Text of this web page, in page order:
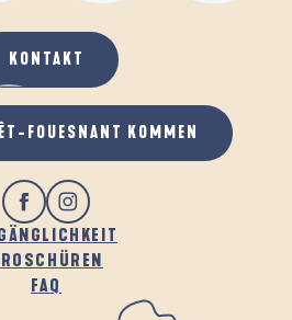
FAQ
KONTAKT
FOUESNANT KOMMEN